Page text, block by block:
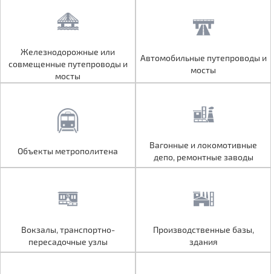
Железнодорожные или
совмещенные путепроводы и
мосты
Автомобильные путепроводы и
мосты
Вагонные и локомотивные
Вокзалы, транспортно-
пересадочные узлы
Производственные базы,
Железнодорожные или
совмещенные путепроводы и
мосты
Автомобильные путепроводы и
мосты
Объекты метрополитена
Вагонные и локомотивные
депо, ремонтные заводы
Вокзалы, транспортно-
пересадочные узлы
Производственные базы,
здания